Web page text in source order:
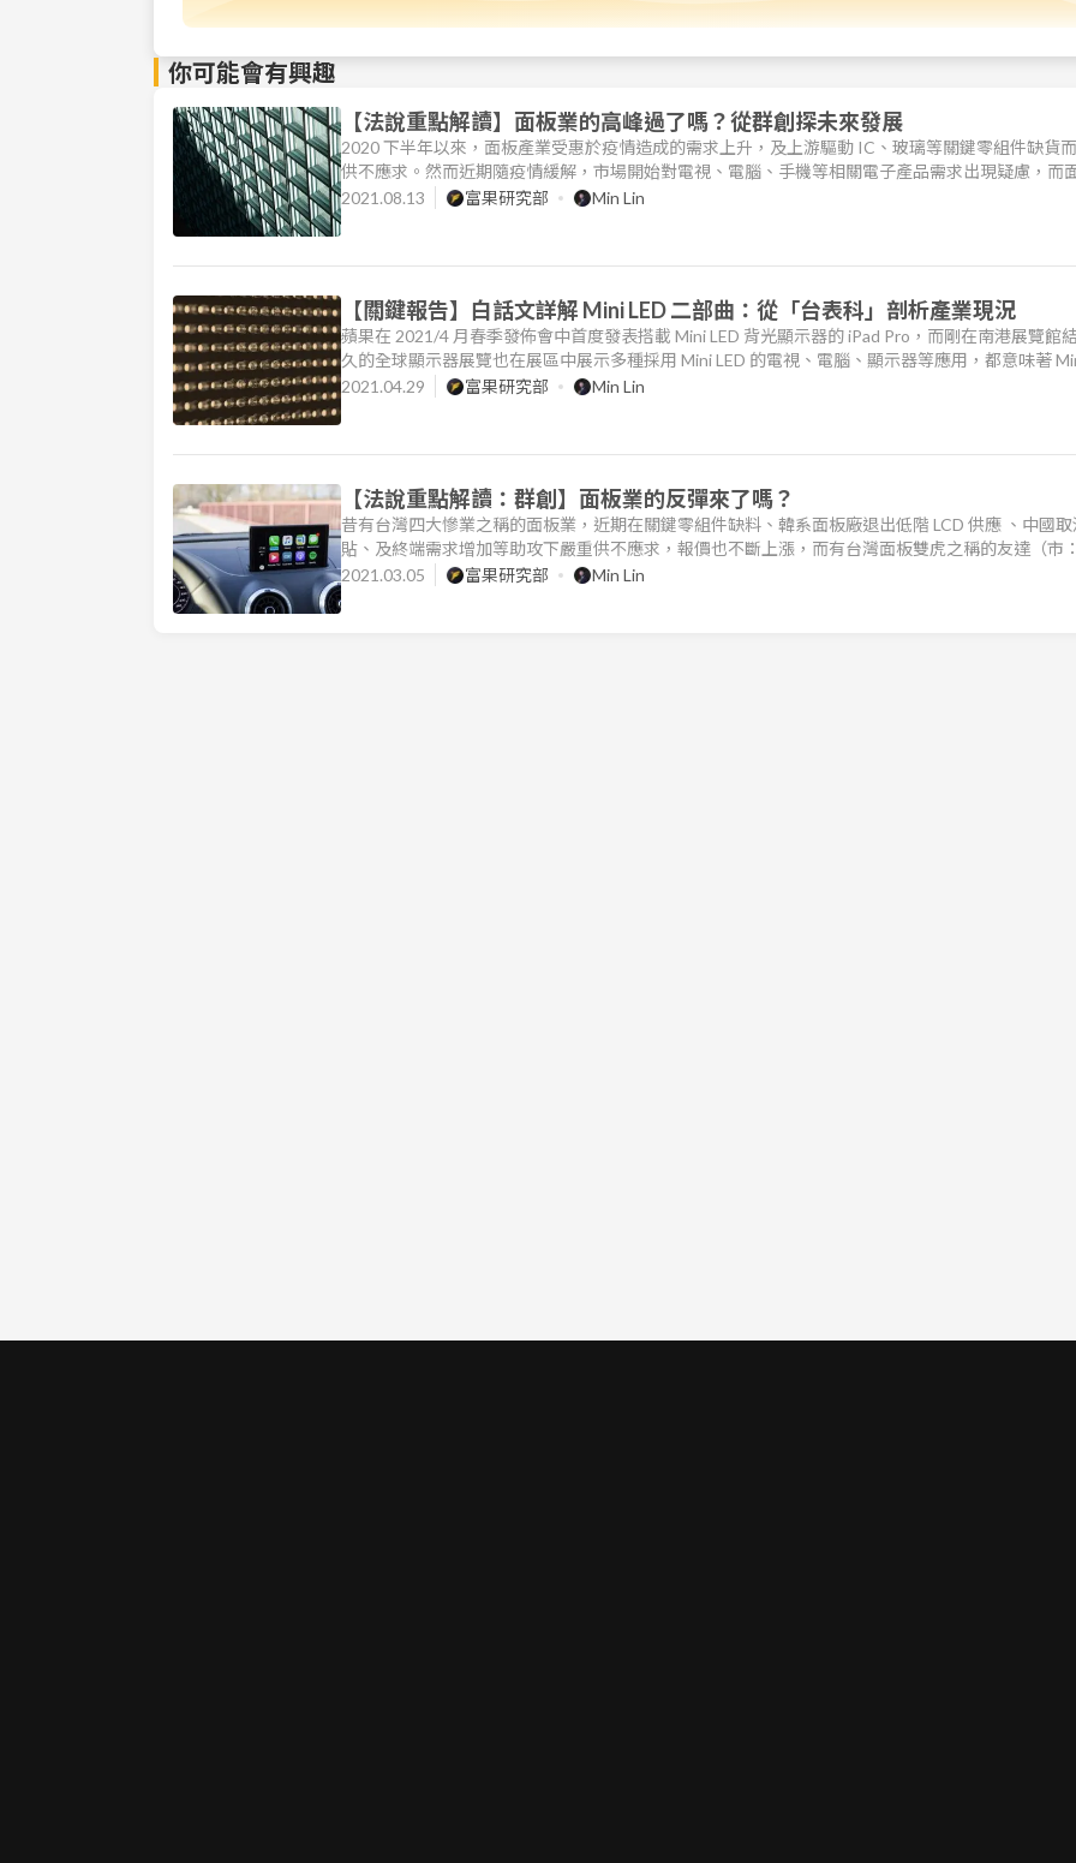
你可能會有興趣
【法說重點解讀】面板業的高峰過了嗎？從群創探未來發展
2020 下半年以來，面板產業受惠於疫情造成的需求上升，及上游驅動 IC、玻璃等關鍵零組件缺貨
供不應求。然而近期隨疫情緩解，市場開始對電視、電腦、手機等相關電子產品需求出現疑慮，而
價漲幅也從 2021/6 月開始趨緩。研究團隊於 2021/8/6 參加群創（市：3481）舉辦的 Q2 法說會，
2021.08.13 富果研究部 Min Lin
【關鍵報告】白話文詳解 Mini LED 二部曲：從「台表科」剖析產業現況
蘋果在 2021/4 月春季發佈會中首度發表搭載 Mini LED 背光顯示器的 iPad Pro，而剛在南港展覽館
久的全球顯示器展覽也在展區中展示多種採用 Mini LED 的電視、電腦、顯示器等應用，都意味著
將正式商用化，並帶動顯示器背光技術的典範轉移。而繼 <Mini LED ，顯示器背光技術新循環> 、<
2021.04.29 富果研究部 Min Lin
【法說重點解讀：群創】面板業的反彈來了嗎？
昔有台灣四大慘業之稱的面板業，近期在關鍵零組件缺料、韓系面板廠退出低階 LCD 供應 、中國取
貼、及終端需求增加等助攻下嚴重供不應求，報價也不斷上漲，而有台灣面板雙虎之稱的友達（市：
2409）及群創（市：3481）獲利及股價也漲勢凌厲。其中群創更是在 2021/3/3 召開了睽違三年的
2021.03.05 富果研究部 Min Lin